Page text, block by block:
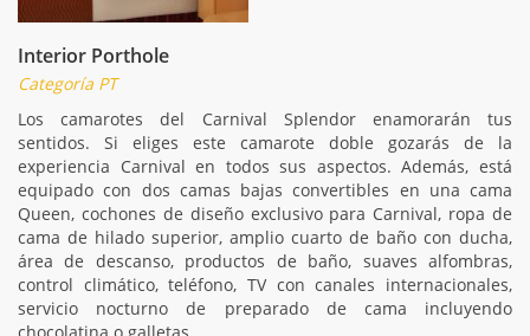
Interior Porthole
Categoría PT
Los camarotes del Carnival Splendor enamorarán tus
sentidos. Si eliges este camarote doble gozarás de la
experiencia Carnival en todos sus aspectos. Además, está
equipado con dos camas bajas convertibles en una cama
Queen, cochones de diseño exclusivo para Carnival, ropa de
cama de hilado superior, amplio cuarto de baño con ducha,
área de descanso, productos de baño, suaves alfombras,
control climático, teléfono, TV con canales internacionales,
servicio nocturno de preparado de cama incluyendo